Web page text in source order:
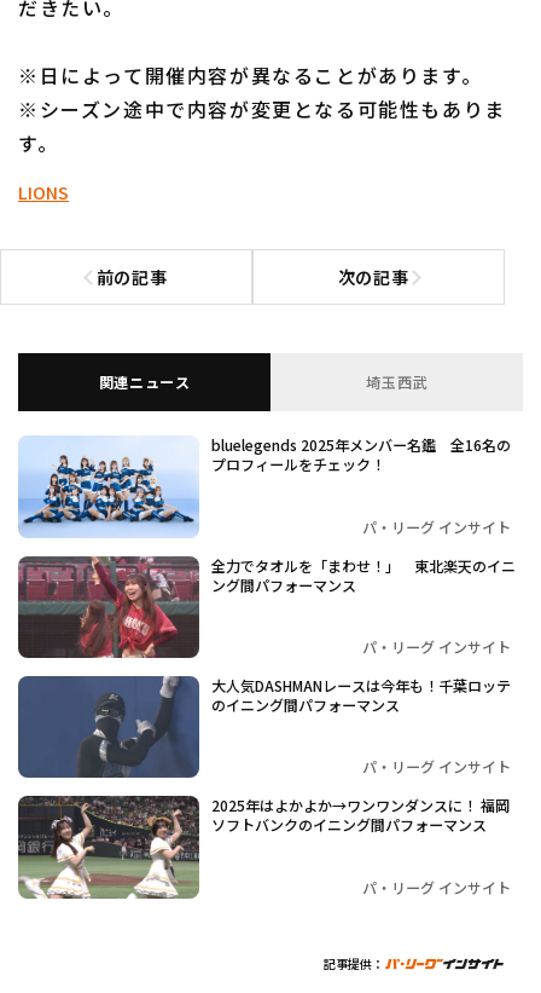
だきたい。
※日によって開催内容が異なることがあります。
※シーズン途中で内容が変更となる可能性もありま
す。
LIONS
前の記事
前の記事へ 次の記事次の記事へ
関連ニュース 埼玉西武
bluelegends 2025年メンバー名鑑 全16名の
プロフィールをチェック！
パ・リーグ インサイト
全力でタオルを「まわせ！」 東北楽天のイニ
ング間パフォーマンス
パ・リーグ インサイト
大人気DASHMANレースは今年も！千葉ロッテ
のイニング間パフォーマンス
パ・リーグ インサイト
2025年はよかよか→ワンワンダンスに！ 福岡
ソフトバンクのイニング間パフォーマンス
パ・リーグ インサイト
記事提供：